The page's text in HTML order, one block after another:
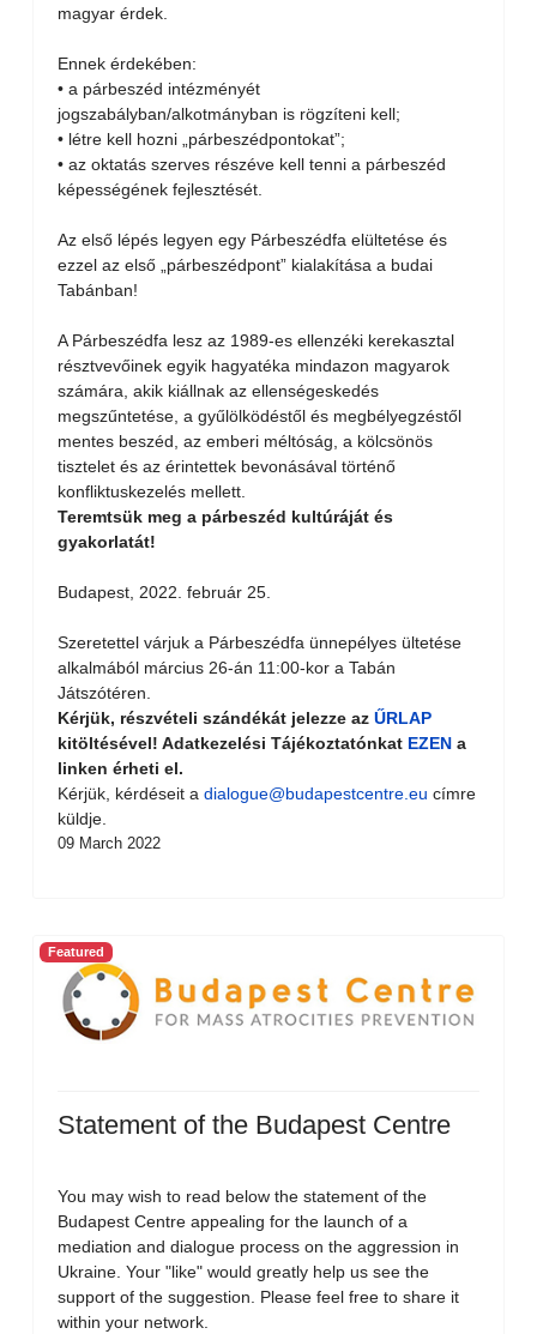
magyar érdek.
Ennek érdekében:
• a párbeszéd intézményét
jogszabályban/alkotmányban is rögzíteni kell;
• létre kell hozni „párbeszédpontokat”;
• az oktatás szerves részéve kell tenni a párbeszéd
képességének fejlesztését.
Az első lépés legyen egy Párbeszédfa elültetése és
ezzel az első „párbeszédpont” kialakítása a budai
Tabánban!
A Párbeszédfa lesz az 1989-es ellenzéki kerekasztal
résztvevőinek egyik hagyatéka mindazon magyarok
számára, akik kiállnak az ellenségeskedés
megszűntetése, a gyűlölködéstől és megbélyegzéstől
mentes beszéd, az emberi méltóság, a kölcsönös
tisztelet és az érintettek bevonásával történő
konfliktuskezelés mellett.
Teremtsük meg a párbeszéd kultúráját és
gyakorlatát!
Budapest, 2022. február 25.
Szeretettel várjuk a Párbeszédfa ünnepélyes ültetése
alkalmából március 26-án 11:00-kor a Tabán
Játszótéren.
Kérjük, részvételi szándékát jelezze az ŰRLAP
kitöltésével! Adatkezelési Tájékoztatónkat EZEN a
linken érheti el.
Kérjük, kérdéseit a dialogue@budapestcentre.eu címre
küldje.
09 March 2022
Featured
Statement of the Budapest Centre
You may wish to read below the statement of the
Budapest Centre appealing for the launch of a
mediation and dialogue process on the aggression in
Ukraine. Your "like" would greatly help us see the
support of the suggestion. Please feel free to share it
within your network.